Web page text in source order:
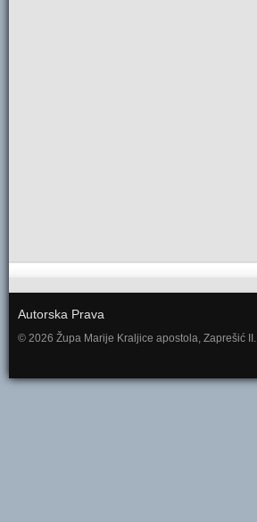
Autorska Prava
© 2026 Župa Marije Kraljice apostola, Zaprešić II.